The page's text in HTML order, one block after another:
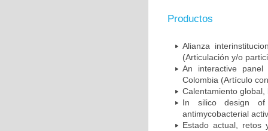
Productos
Alianza
(Articulación y/o
An interactive
Colombia (Artículo
Calentamiento
In silico design of
antimycobacterial
Estado actual, retos